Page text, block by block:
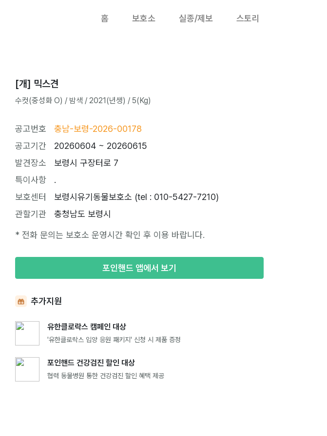
홈 보호소 실종/제보 스토리
[개] 믹스견
수컷(중성화 O) / 밤색 / 2021(년생) / 5(Kg)
공고번호
충남-보령-2026-00178
공고기간
20260604 ~ 20260615
발견장소
보령시 구장터로 7
특이사항
.
보호센터
보령시유기동물보호소 (tel : 010-5427-7210)
관할기관
충청남도 보령시
* 전화 문의는 보호소 운영시간 확인 후 이용 바랍니다.
포인핸드 앱에서 보기
추가지원
유한클로락스 캠페인 대상
'유한클로락스 입양 응원 패키지' 신청 시 제품 증정
포인핸드 건강검진 할인 대상
협력 동물병원 통한 건강검진 할인 혜택 제공